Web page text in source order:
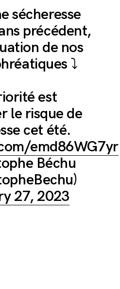
sécheresse
précédent,
de nos
⤵️
est
le risque de
cet été.
emd86WG7yr
Béchu
27, 2023